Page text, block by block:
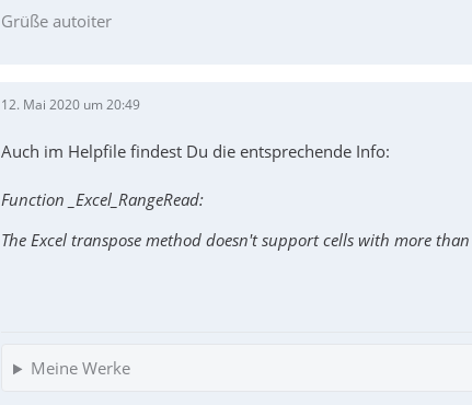
If @error Then Exit
workbook: " & $sWorkbook & " " & $sETab &
Falls es interessiert:
Grüße autoiter
12. Mai 2020 um 20:49
Auch im Helpfile findest Du die entsprechende Info:
Function _Excel_RangeRead:
The Excel transpose method doesn't support cells with more
Meine Werke